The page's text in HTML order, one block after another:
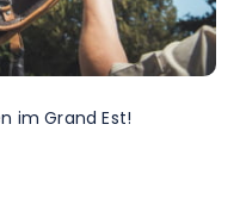
im Grand Est!